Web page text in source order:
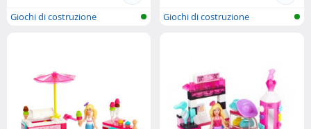
Giochi di costruzione Giochi di costruzione